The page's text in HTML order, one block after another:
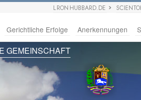
L RON HUBBARD.DE
Gerichtliche Erfolge Anerkennungen
GEMEINSCHAFT